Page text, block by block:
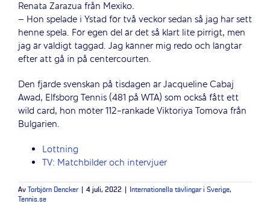
Renata Zarazua från Mexiko.
– Hon spelade i Ystad för två veckor sedan så jag har sett
henne spela. För egen del är det så klart lite pirrigt, men
jag är väldigt taggad. Jag känner mig redo och längtar
efter att gå in på centercourten.
Den fjärde svenskan på tisdagen är Jacqueline Cabaj
Awad, Elfsborg Tennis (481 på WTA) som också fått ett
wild card, hon möter 112-rankade Viktoriya Tomova från
Bulgarien.
Lottning
TV: Matchbilder och intervjuer
Av Torbjörn Dencker 4 juli, 2022 Internationella tävlingar i Sverige,
Tennis.se